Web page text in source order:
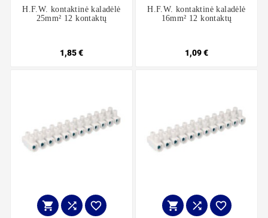
H.F.W. kontaktinė kaladėlė
25mm² 12 kontaktų
1,85 €
H.F.W. kontaktinė kaladėlė
16mm² 12 kontaktų
1,09 €
     